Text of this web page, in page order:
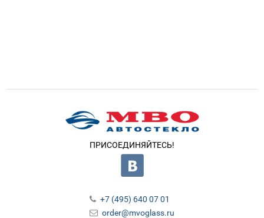
ПРИСОЕДИНЯЙТЕСЬ!
+7 (495) 640 07 01
order@mvoglass.ru